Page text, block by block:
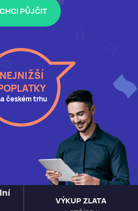
CHCI PŮJČIT
NEJNIŽŠÍ
českém trhu
VÝKUP ZLATA